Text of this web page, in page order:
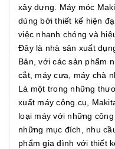
xây dựng. Máy móc
dùng bởi thiết kế hiện
việc nhanh chóng và
Đây là nhà sản xuất
Bản, với các sản phẩm
cắt, máy cưa, máy chà
Là một trong những
xuất máy công cụ,
loại máy với những
những mục đích, nhu
phẩm gia đình với thiết